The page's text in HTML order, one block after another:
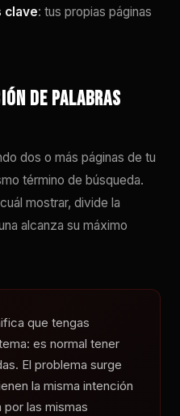
clave: tus propias páginas
de palabras
dos o más páginas de tu
término de búsqueda.
mostrar, divide la
alcanza su máximo
que tengas
es normal tener
El problema surge
la misma intención
las mismas